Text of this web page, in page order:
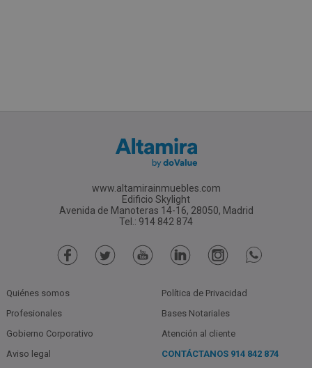
www.altamirainmuebles.com
Edificio Skylight
Avenida de Manoteras 14-16, 28050, Madrid
Tel.: 914 842 874
Quiénes somos
Profesionales
Gobierno Corporativo
Aviso legal
Política de Privacidad
Bases Notariales
Atención al cliente
CONTÁCTANOS 914 842 874